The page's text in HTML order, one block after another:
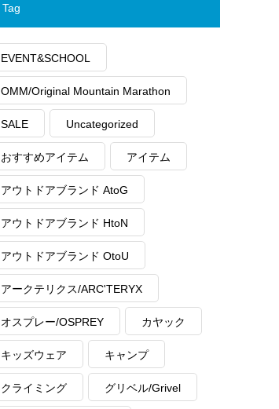
Tag
EVENT&SCHOOL
OMM/Original Mountain Marathon
SALE Uncategorized
おすすめアイテム アイテム
アウトドアブランド AtoG
アウトドアブランド HtoN
アウトドアブランド OtoU
アークテリクス/ARC'TERYX
オスプレー/OSPREY カヤック
キッズウェア キャンプ
クライミング グリベル/Grivel